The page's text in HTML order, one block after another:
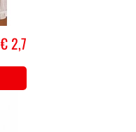
€ 2,7